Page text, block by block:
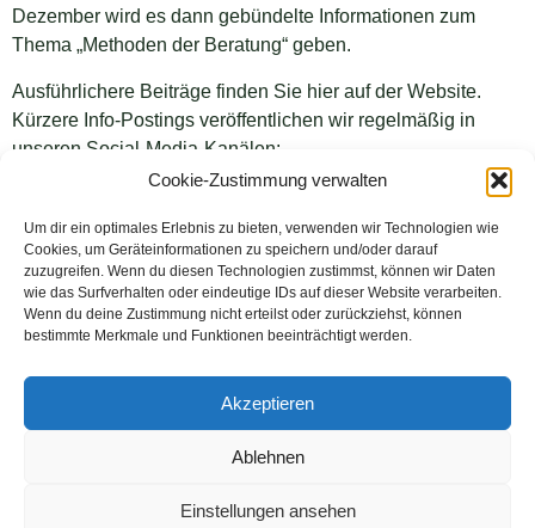
Cookie-Zustimmung verwalten
Um dir ein optimales Erlebnis zu bieten, verwenden wir Technologien wie
Cookies, um Geräteinformationen zu speichern und/oder darauf
zuzugreifen. Wenn du diesen Technologien zustimmst, können wir Daten
wie das Surfverhalten oder eindeutige IDs auf dieser Website verarbeiten.
Wenn du deine Zustimmung nicht erteilst oder zurückziehst, können
bestimmte Merkmale und Funktionen beeinträchtigt werden.
Akzeptieren
Ablehnen
Einstellungen ansehen
Dezember wird es dann gebündelte Informationen zum
Thema „Methoden der Beratung“ geben.
Ausführlichere Beiträge finden Sie hier auf der Website.
Kürzere Info-Postings veröffentlichen wir regelmäßig in
unseren Social-Media-Kanälen:
anKopplen-Instagram
anKopplen-Facebook
KONTAKT
069 3486760-10